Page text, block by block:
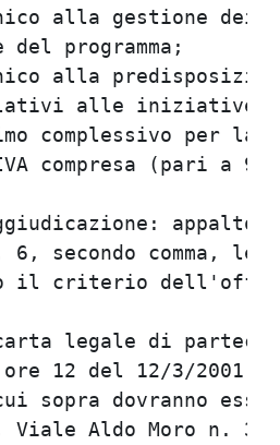
alla
alla
relativi
IVA compresa
aggiudicazione:
6, secondo
il criterio
carta legale di
le
di cui sopra
Viale Aldo